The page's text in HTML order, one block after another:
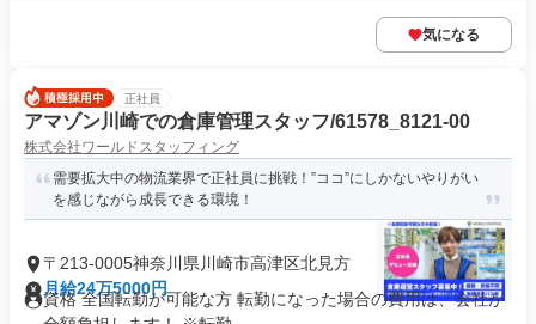
気になる
正社員
アマゾン川崎での倉庫管理スタッフ/61578_8121-00
株式会社ワールドスタッフィング
需要拡大中の物流業界で正社員に挑戦！”ココ”にしかないやりがい
を感じながら成長できる環境！
〒213-0005神奈川県川崎市高津区北見方
月給24万5000円
資格 全国転勤が可能な方 転勤になった場合の費用は、会社が